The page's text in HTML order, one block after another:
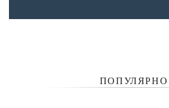
ПОПУЛЯРНО